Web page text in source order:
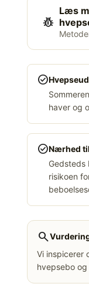
pest_control
Læs
check_circle
haver og
check_circleNærhed
risikoen
search
Vi inspicerer
hvepsebo og